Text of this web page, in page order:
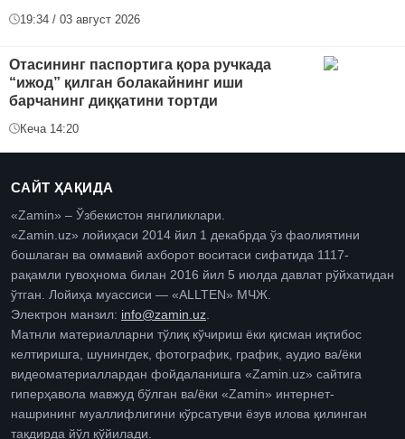
19:34 / 03 август 2026
Отасининг паспортига қора ручкада
“ижод” қилган болакайнинг иши
барчанинг диққатини тортди
Кеча 14:20
САЙТ ҲАҚИДА
«Zamin» – Ўзбекистон янгиликлари.
«Zamin.uz» лойиҳаси 2014 йил 1 декабрда ўз фаолиятини
бошлаган ва оммавий ахборот воситаси сифатида 1117-
рақамли гувоҳнома билан 2016 йил 5 июлда давлат рўйхатидан
ўтган. Лойиҳа муассиси — «ALLTEN» МЧЖ.
Электрон манзил: info@zamin.uz
Матнли материалларни тўлиқ кўчириш ёки қисман иқтибос
келтиришга, шунингдек, фотографик, график, аудио ва/ёки
видеоматериаллардан фойдаланишга «Zamin.uz» сайтига
гиперҳавола мавжуд бўлган ва/ёки «Zamin» интернет-
нашрининг муаллифлигини кўрсатувчи ёзув илова қилинган
тақдирда йўл қўйилади.